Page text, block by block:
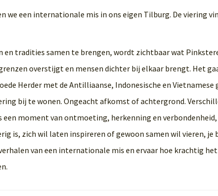
we een internationale mis in ons eigen Tilburg. De viering
tradities samen te brengen, wordt zichtbaar wat
overstijgt en mensen dichter bij elkaar brengt. Het
Herder met de Antilliaanse, Indonesische en Vietnamese
bij te wonen. Ongeacht afkomst of achtergrond.
moment van ontmoeting, herkenning en
is, zich wil laten inspireren of gewoon samen wil vieren, je
van een internationale mis en ervaar hoe krachtig